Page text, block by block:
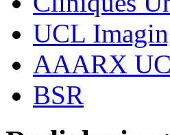
UCL
AAARX
BSR